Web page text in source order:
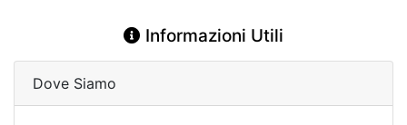
Informazioni Utili
Dove Siamo